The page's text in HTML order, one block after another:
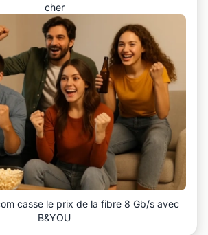
cher
casse le prix de la fibre 8 Gb/s avec
B&YOU